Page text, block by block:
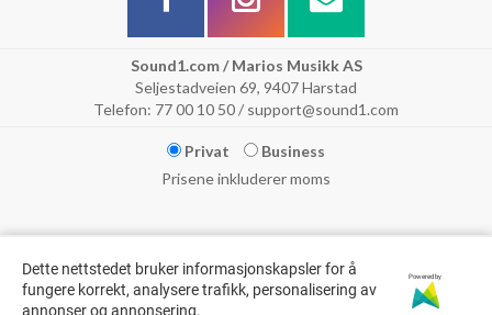
Sound1.com / Marios Musikk AS
Seljestadveien 69, 9407 Harstad
Telefon: 77 00 10 50 / support@sound1.com
Privat
Business
Prisene inkluderer moms
Dette nettstedet bruker informasjonskapsler for å
fungere korrekt, analysere trafikk, personalisering av
annonser og annonsering.
Powered by